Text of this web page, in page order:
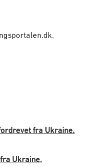
fra Ukraine.
Ukraine.